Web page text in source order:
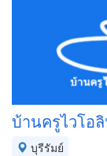
บ้านครูไวโอ
บุรีรัมย์